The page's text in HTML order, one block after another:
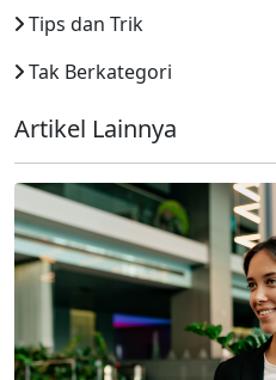
Tips dan Trik
Tak Berkategori
Artikel Lainnya